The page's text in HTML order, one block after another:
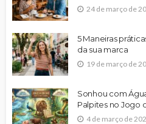
24 de março de
5 Maneiras
da sua marca
19 de março de
Sonhou com
Palpites no Jogo
4 de março de